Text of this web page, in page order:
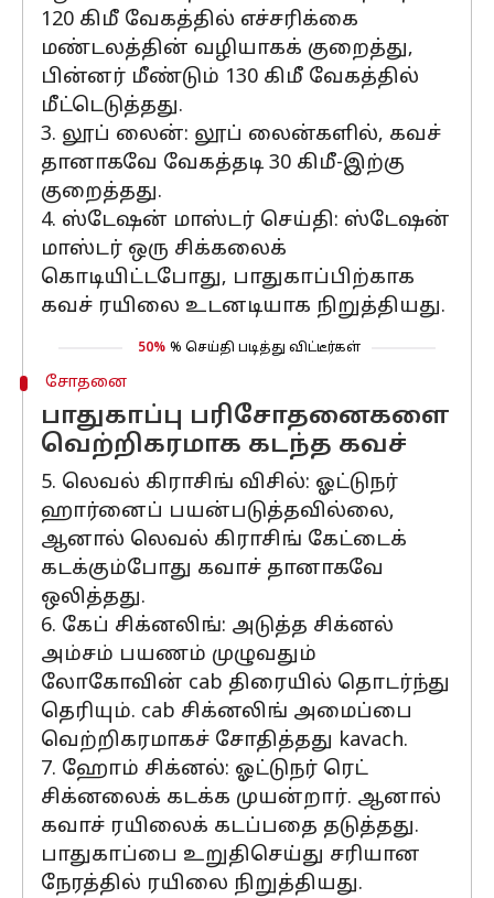
120 கிமீ வேகத்தில் எச்சரிக்கை
மண்டலத்தின் வழியாகக் குறைத்து,
பின்னர் மீண்டும் 130 கிமீ வேகத்தில்
மீட்டெடுத்தது.
3. லூப் லைன்: லூப் லைன்களில், கவச்
தானாகவே வேகத்தடி 30 கிமீ-இற்கு
குறைத்தது.
4. ஸ்டேஷன் மாஸ்டர் செய்தி: ஸ்டேஷன்
மாஸ்டர் ஒரு சிக்கலைக்
கொடியிட்டபோது, ​​பாதுகாப்பிற்காக
கவச் ரயிலை உடனடியாக நிறுத்தியது.
50% % செய்தி படித்து விட்டீர்கள்
சோதனை
பாதுகாப்பு பரிசோதனைகளை
வெற்றிகரமாக கடந்த கவச்
5. லெவல் கிராசிங் விசில்: ஓட்டுநர்
ஹார்னைப் பயன்படுத்தவில்லை,
ஆனால் லெவல் கிராசிங் கேட்டைக்
கடக்கும்போது கவாச் தானாகவே
ஒலித்தது.
6. கேப் சிக்னலிங்: அடுத்த சிக்னல்
அம்சம் பயணம் முழுவதும்
லோகோவின் cab திரையில் தொடர்ந்து
தெரியும். cab சிக்னலிங் அமைப்பை
வெற்றிகரமாகச் சோதித்தது kavach.
7. ஹோம் சிக்னல்: ஓட்டுநர் ரெட்
சிக்னலைக் கடக்க முயன்றார். ஆனால்
கவாச் ரயிலைக் கடப்பதை தடுத்தது.
பாதுகாப்பை உறுதிசெய்து சரியான
நேரத்தில் ரயிலை நிறுத்தியது.